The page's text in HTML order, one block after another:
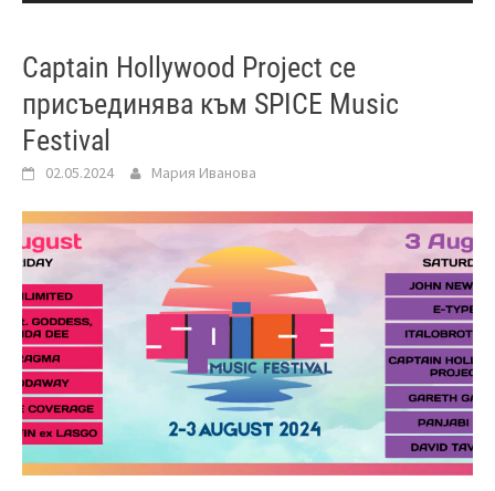
Captain Hollywood Project се
присъединява към SPICE Music
Festival
02.05.2024 Мария Иванова